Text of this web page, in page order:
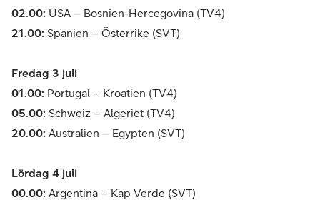
02.00: USA – Bosnien-Hercegovina (TV4)
21.00: Spanien – Österrike (SVT)
Fredag 3 juli
01.00: Portugal – Kroatien (TV4)
05.00: Schweiz – Algeriet (TV4)
20.00: Australien – Egypten (SVT)
Lördag 4 juli
00.00: Argentina – Kap Verde (SVT)